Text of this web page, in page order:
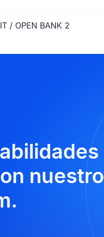
/ OPEN BANK 2
nuestro